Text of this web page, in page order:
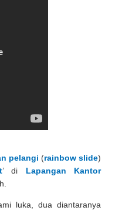
pelangi (rainbow slide)
’ di
Lapangan Kantor
luka, dua diantaranya